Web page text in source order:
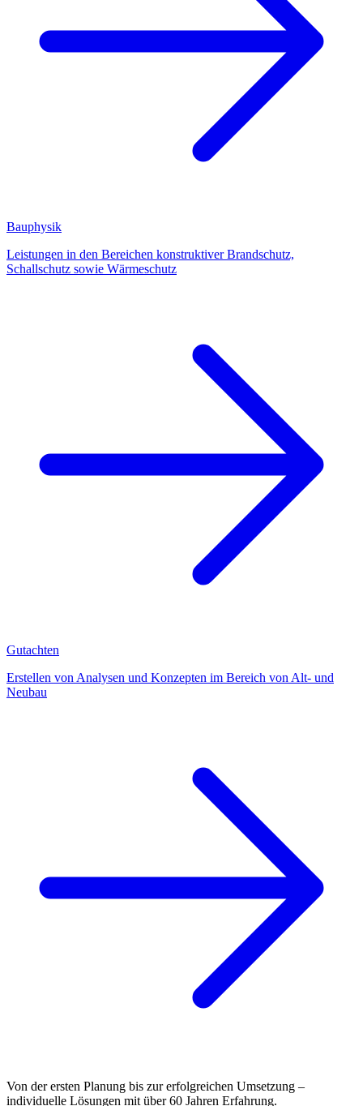
Bauphysik
Leistungen in den Bereichen konstruktiver Brandschutz,
Schallschutz sowie Wärmeschutz
Gutachten
Erstellen von Analysen und Konzepten im Bereich von Alt- und
Neubau
Von der ersten Planung bis zur erfolgreichen Umsetzung –
individuelle Lösungen mit über 60 Jahren Erfahrung.